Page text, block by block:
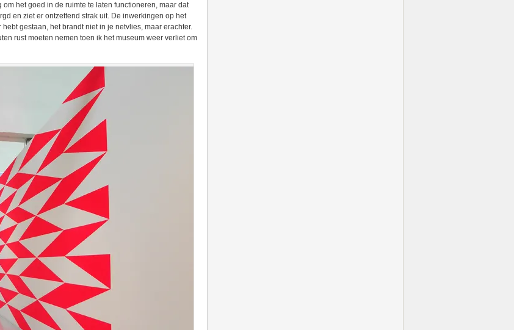
het goed in de ruimte te laten functioneren, maar dat
en ziet er ontzettend strak uit. De inwerkingen op het
gestaan, het brandt niet in je netvlies, maar erachter.
rust moeten nemen toen ik het museum weer verliet om